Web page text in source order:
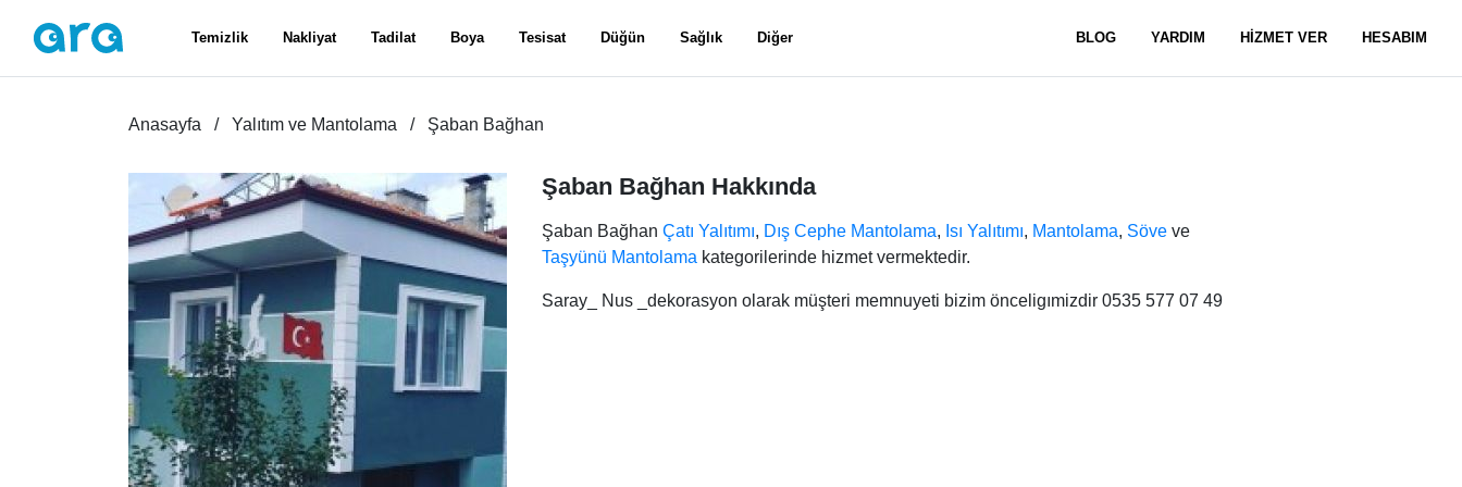
Temizlik Nakliyat Tadilat Boya Tesisat Düğün Sağlık Diğer BLOG YARDIM HİZMET VER HESABIM
Anasayfa Yalıtım ve Mantolama Şaban Bağhan
Şaban Bağhan Hakkında
Şaban Bağhan Çatı Yalıtımı, Dış Cephe Mantolama, Isı Yalıtımı, Mantolama, Söve ve
Taşyünü Mantolama kategorilerinde hizmet vermektedir.
Saray_ Nus _dekorasyon olarak müşteri memnuyeti bizim önceligımizdir 0535 577 07 49